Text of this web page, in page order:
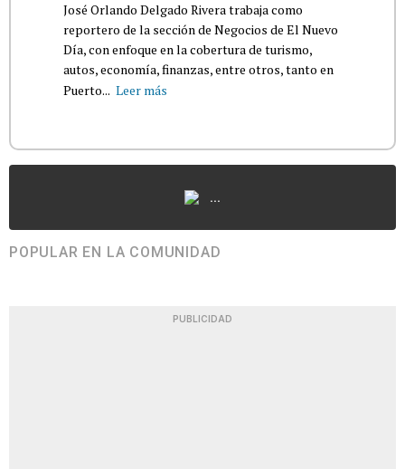
José Orlando Delgado Rivera trabaja como
reportero de la sección de Negocios de El Nuevo
Día, con enfoque en la cobertura de turismo,
autos, economía, finanzas, entre otros, tanto en
Puerto... Leer más
...
POPULAR EN LA COMUNIDAD
PUBLICIDAD